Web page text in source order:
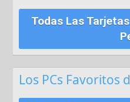
Todas Las
Los PCs Favoritos